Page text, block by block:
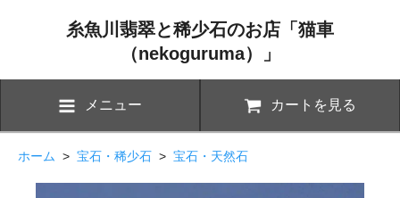
糸魚川翡翠と稀少石のお店「猫車
（nekoguruma）」
メニュー カートを見る
ホーム > 宝石・稀少石 > 宝石・天然石